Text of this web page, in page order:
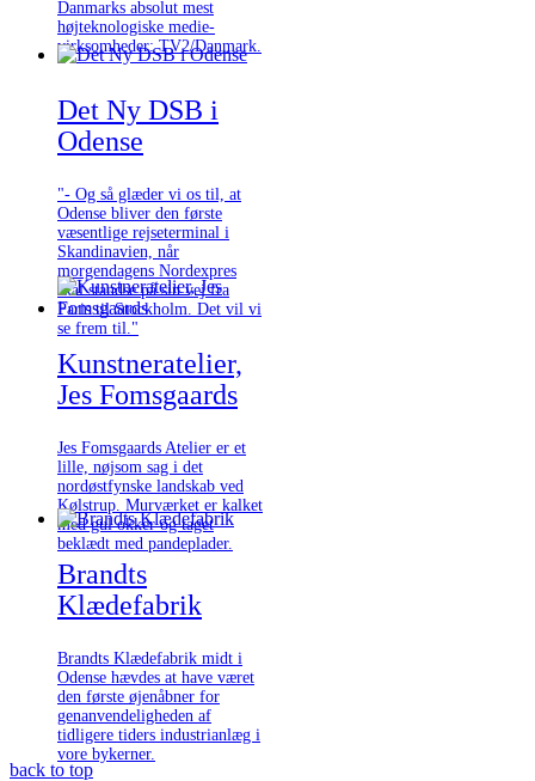
Danmarks absolut mest
højteknologiske medie-
virksomheder: TV2/Danmark.
Det Ny DSB i
Odense
"- Og så glæder vi os til, at
Odense bliver den første
væsentlige rejseterminal i
Skandinavien, når
morgendagens Nordexpres
skal standse på sin vej fra
Paris til Stockholm. Det vil vi
se frem til."
Kunstneratelier,
Jes Fomsgaards
Jes Fomsgaards Atelier er et
lille, nøjsom sag i det
nordøstfynske landskab ved
Kølstrup. Murværket er kalket
med gul okker og taget
beklædt med pandeplader.
Brandts
Klædefabrik
Brandts Klædefabrik midt i
Odense hævdes at have været
den første øjenåbner for
genanvendeligheden af
tidligere tiders industrianlæg i
vore bykerner.
back to top